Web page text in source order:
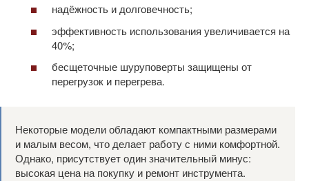
надёжность и долговечность;
эффективность использования увеличивается на
40%;
бесщеточные шуруповерты защищены от
перегрузок и перегрева.
Некоторые модели обладают компактными размерами
и малым весом, что делает работу с ними комфортной.
Однако, присутствует один значительный минус:
высокая цена на покупку и ремонт инструмента.